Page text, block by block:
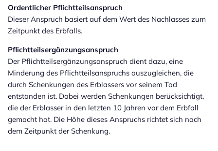
Ordentlicher Pflichtteilsanspruch
Dieser Anspruch basiert auf dem Wert des Nachlasses zum
Zeitpunkt des Erbfalls.
Pflichtteilsergänzungsanspruch
Der Pflichtteilsergänzungsanspruch dient dazu, eine
Minderung des Pflichtteilsanspruchs auszugleichen, die
durch Schenkungen des Erblassers vor seinem Tod
entstanden ist. Dabei werden Schenkungen berücksichtigt,
die der Erblasser in den letzten 10 Jahren vor dem Erbfall
gemacht hat. Die Höhe dieses Anspruchs richtet sich nach
dem Zeitpunkt der Schenkung.